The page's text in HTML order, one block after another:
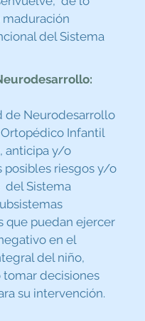
del Sistema
de Neurodesarrollo
Infantil
anticipa y/o
posibles riesgos y/o
del Sistema
que puedan ejercer
en el
del niño,
decisiones
su intervención.